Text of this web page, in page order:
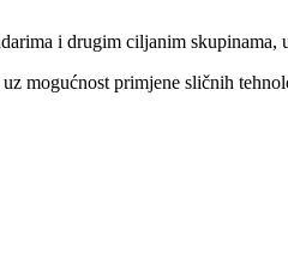
i drugim ciljanim
mogućnost primjene sličnih